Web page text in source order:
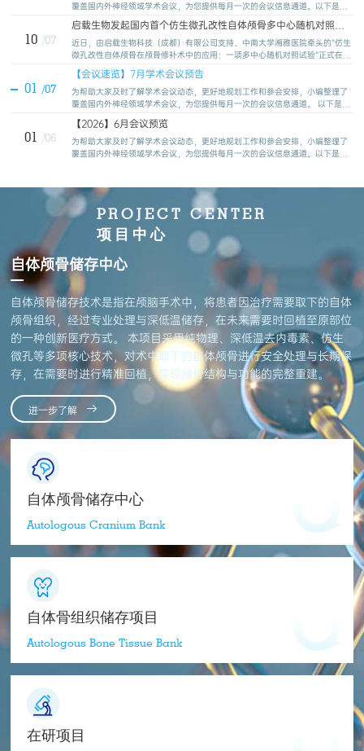
覆盖国内外神经领域学术会议，为您提供每月一次的会议信息通道。以下是
2026年8月即将召开的部分会议整理，供您参考。
10 /07
启载生物发起国内首个仿生微孔改性自体颅骨多中心随机对照试
验，自体颅骨储存技术迈入循证医学新阶段
近日，由启载生物科技（成都）有限公司支持、中南大学湘雅医院牵头的“仿生
微孔改性自体颅骨在颅骨修补术中的应用：一项多中心随机对照试验”正式在中
国临床试验注册中心完成注册（注册号：ChiCTR2500115310）。该研究旨在
系统评估经仿生微孔改性处理的自体颅骨在颅骨修补术中的临床疗效与安全
性，标志着自体颅骨储存技术从经验型应用迈入循证医学验证的新阶段。
01 /07
【会议速览】7月学术会议预告
为帮助大家及时了解学术会议动态，更好地规划工作和参会安排，小编整理了
覆盖国内外神经领域学术会议，为您提供每月一次的会议信息通道。 以下是
01 /06
【2026】6月会议预览
为帮助大家及时了解学术会议动态，更好地规划工作和参会安排，小编整理了
覆盖国内外神经领域学术会议，为您提供每月一次的会议信息通道。以下是
PROJECT CENTER
项目中心
自体颅骨储存中心
自体颅骨储存技术是指在颅脑手术中，将患者因治疗需要取下的自体
颅骨组织，经过专业处理与深低温储存，在未来需要时回植至原部位
的一种创新医疗方式。 本项目采用纯物理、深低温去内毒素、仿生
微孔等多项核心技术，对术中取下的自体颅骨进行安全处理与长期保
存，在需要时进行精准回植，实现颅骨结构与功能的完整重建。
进一步了解 
自体颅骨储存中心
Autologous Cranium Bank
自体骨组织储存项目
Autologous Bone Tissue Bank
在研项目